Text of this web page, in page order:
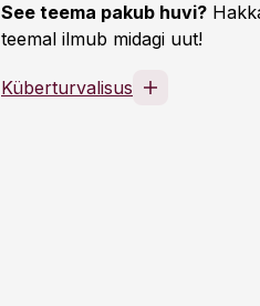
See teema pakub huvi?
teemal ilmub midagi uut!
Küberturvalisus